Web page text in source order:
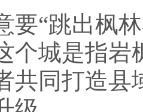
“跳出枫林
个城是指岩
共同打造县